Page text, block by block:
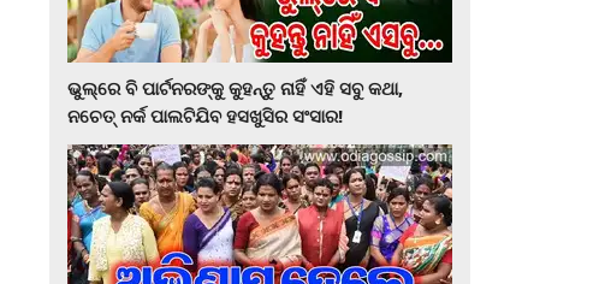
ଭୁଲ୍‌ରେ ବି ପାର୍ଟନରଙ୍କୁ କୁହନ୍ତୁ ନାହିଁ ଏହି ସବୁ କଥା,
ନଚେତ୍‌ ନର୍କ ପାଲଟିଯିବ ହସଖୁସିର ସଂସାର!